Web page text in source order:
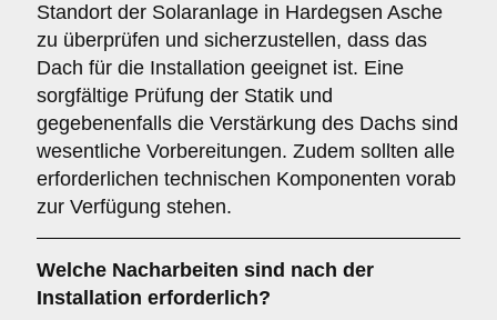
Standort der Solaranlage in Hardegsen Asche
zu überprüfen und sicherzustellen, dass das
Dach für die Installation geeignet ist. Eine
sorgfältige Prüfung der Statik und
gegebenenfalls die Verstärkung des Dachs sind
wesentliche Vorbereitungen. Zudem sollten alle
erforderlichen technischen Komponenten vorab
zur Verfügung stehen.
Welche Nacharbeiten sind nach der
Installation erforderlich?